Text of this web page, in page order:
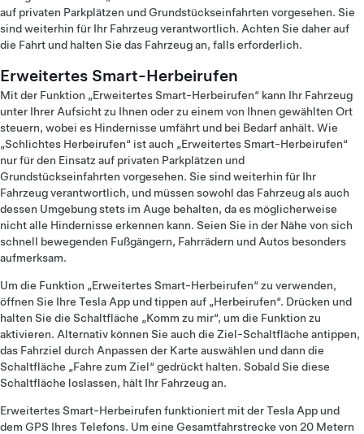
auf privaten Parkplätzen und Grundstückseinfahrten vorgesehen. Sie
sind weiterhin für Ihr Fahrzeug verantwortlich. Achten Sie daher auf
die Fahrt und halten Sie das Fahrzeug an, falls erforderlich.
Erweitertes Smart-Herbeirufen
Mit der Funktion „Erweitertes Smart-Herbeirufen“ kann Ihr Fahrzeug
unter Ihrer Aufsicht zu Ihnen oder zu einem von Ihnen gewählten Ort
steuern, wobei es Hindernisse umfährt und bei Bedarf anhält. Wie
„Schlichtes Herbeirufen“ ist auch „Erweitertes Smart-Herbeirufen“
nur für den Einsatz auf privaten Parkplätzen und
Grundstückseinfahrten vorgesehen. Sie sind weiterhin für Ihr
Fahrzeug verantwortlich, und müssen sowohl das Fahrzeug als auch
dessen Umgebung stets im Auge behalten, da es möglicherweise
nicht alle Hindernisse erkennen kann. Seien Sie in der Nähe von sich
schnell bewegenden Fußgängern, Fahrrädern und Autos besonders
aufmerksam.
Um die Funktion „Erweitertes Smart-Herbeirufen“ zu verwenden,
öffnen Sie Ihre Tesla App und tippen auf „Herbeirufen“. Drücken und
halten Sie die Schaltfläche „Komm zu mir“, um die Funktion zu
aktivieren. Alternativ können Sie auch die Ziel-Schaltfläche antippen,
das Fahrziel durch Anpassen der Karte auswählen und dann die
Schaltfläche „Fahre zum Ziel“ gedrückt halten. Sobald Sie diese
Schaltfläche loslassen, hält Ihr Fahrzeug an.
Erweitertes Smart-Herbeirufen funktioniert mit der Tesla App und
dem GPS Ihres Telefons. Um eine Gesamtfahrstrecke von 20 Metern